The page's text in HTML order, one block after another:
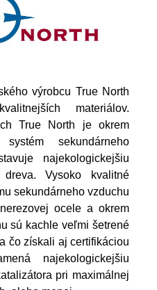
výrobcu True North
materiálov.
True North je okrem
sekundárneho
najekologickejšiu
Vysoko kvalitné
sekundárneho vzduchu
ocele a okrem
sú kachle veľmi šetrené
čo získali aj certifikáciou
najekologickejšiu
pri maximálnej